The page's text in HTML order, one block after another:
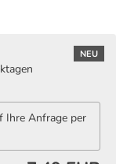
NEU
Ihre Anfrage per